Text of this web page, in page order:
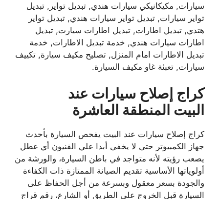
سيارات, مكيكانيكي سيارات هندي, تبديل تواير, تبديل
تواير سيارات, تبديل تواير سيارات هندي, تبديل تواير
هتدي, تبديل اطارات, تبديل اطارات سيارت, تبديل
اطارات سيارات هندي, خدمة تبديل الاطارات, خدمة
تبديل الاطارات امام المنزل, تصليح مكيف سيارة, تكييف
سيارات, تعبئة غاو مكيف السيارة.
كراج إصلاح سيارات عند
البيت المنطقة العاشرة
كراج إصلاح سيارات عند البيت يفحص السيارة بأحدث
جهاز الكمبيوتر حتى لا يخفى أبدا علي الفنيون أي عطل
يصعب رؤيته لأنه متواجد في باطن السيارة، والورشة من
أولوياتها الأساسية تقديم الصيانة الممتازة ذات الكفاءة
والجودة بسعر معقول وبسرعة من أجل الحفاظ على
السيارة قبل الخروج على الطريق أو الشارع، رقم قراج